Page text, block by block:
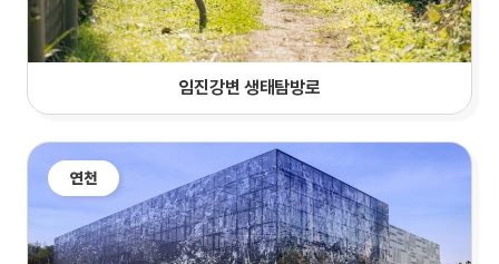
임진강변 생태탐방로
연천